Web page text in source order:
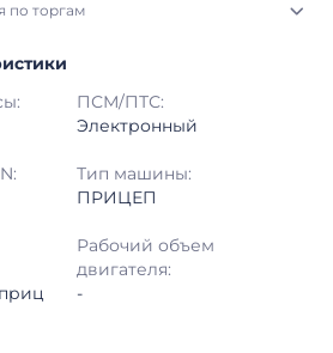
по торгам
07.08.2026, 09:14 МСК
14.08.2026, 09:14 МСК
Открытые торги
50 000 ₽
ПСМ/ПТС:
Электронный
Тип машины:
ПРИЦЕП
Рабочий объем
двигателя:
-